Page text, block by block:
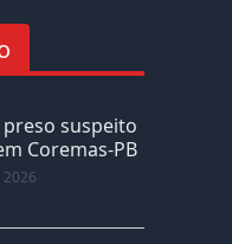
suspeito
Coremas-PB